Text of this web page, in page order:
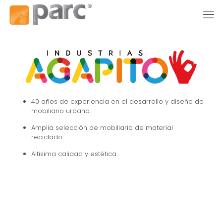
40 años de experiencia en el desarrollo y diseño de
mobiliario urbano.
Amplia selección de mobiliario de material
reciclado.
Altisima calidad y estética.